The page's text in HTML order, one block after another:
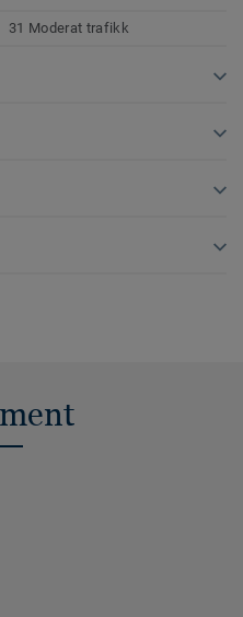
31 Moderat trafikk